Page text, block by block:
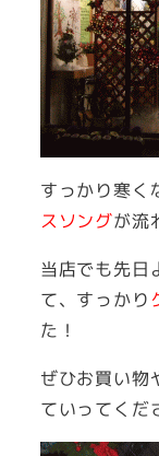
すっかり寒く
スソングが流
当店でも先日
て、すっかり
た！
ぜひお買い物
ていってくだ